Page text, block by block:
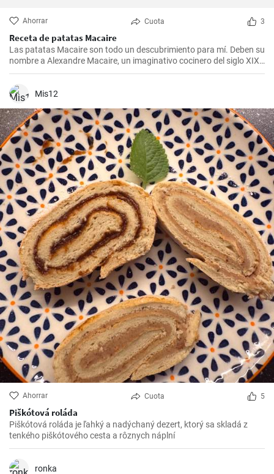
Ahorrar Cuota 3
Receta de patatas Macaire
Las patatas Macaire son todo un descubrimiento para mí. Deben su
nombre a Alexandre Macaire, un imaginativo cocinero del siglo XIX.
Este plato de patatas de sabor exquisito es en realidad muy sencillo
y sólo requiere unos pocos ingredientes. Es lo que más me gusta
cocinar con mi familia los fines de semana, cuando podemos
¡tendrás una sabrosa receta de guarnición en tu repertorio culinario
en un abrir y cerrar de ojos!
Mis12
Ahorrar Cuota 5
Piškótová roláda
Piškótová roláda je ľahký a nadýchaný dezert, ktorý sa skladá z
tenkého piškótového cesta a rôznych náplní
ronka